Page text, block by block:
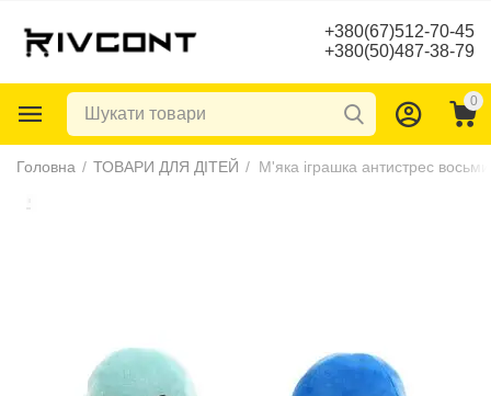
+380(67)512-70-45
+380(50)487-38-79
0
Головна / ТОВАРИ ДЛЯ ДІТЕЙ /